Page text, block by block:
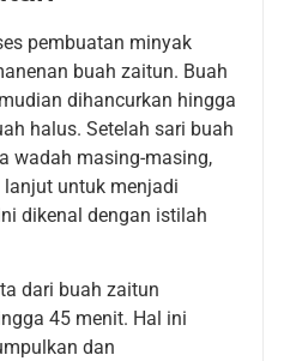
pembuatan minyak
buah zaitun. Buah
dihancurkan hingga
halus. Setelah sari buah
wadah masing-masing,
untuk menjadi
dikenal dengan istilah
dari buah zaitun
45 menit. Hal ini
dan